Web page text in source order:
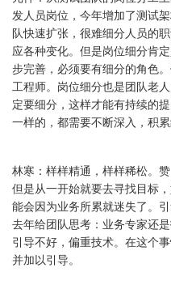
发人员岗位，今年增加了测试
队快速扩张，很难细分人员的
应各种变化。但是岗位细分肯
步完善，必须要有细分的角色
工程师。岗位细分也是团队老
定要细分，这样才能有持续的
一样的，都需要不断深入，积累
林寒：样样精通，样样稀松。
但是从一开始就要去寻找目标
能会因为业务所累就迷失了。
去年给团队思考：业务专家还
引导不好，偏重技术。在这个
并加以引导。